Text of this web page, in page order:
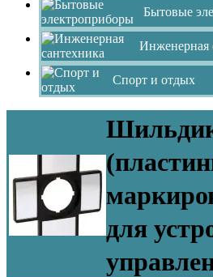
Бытовые
Инженерная
Спорт и отдых
для